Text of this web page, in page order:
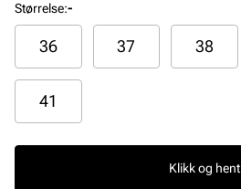
Størrelse:-
36 37 38
41
Klikk og hent